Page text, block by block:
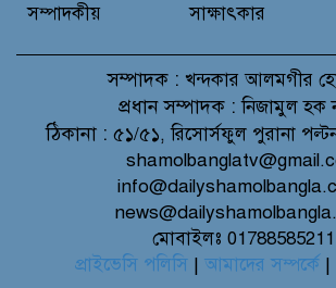
সম্পাদকীয়
সাক্ষাৎকার
সম্পাদক : খন্দকার আলমগীর
প্রধান সম্পাদক : নিজামুল হক
ঠিকানা : ৫১/৫১, রিসোর্সফুল পুরানা
মোবাইলঃ 01788585211
প্রাইভেসি পলিসি | আমাদের সম্পর্কে |